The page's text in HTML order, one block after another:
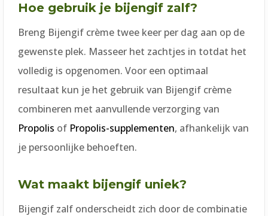
Hoe gebruik je bijengif zalf?
Breng Bijengif crème twee keer per dag aan op de
gewenste plek. Masseer het zachtjes in totdat het
volledig is opgenomen. Voor een optimaal
resultaat kun je het gebruik van Bijengif crème
combineren met aanvullende verzorging van
Propolis of Propolis-supplementen, afhankelijk van
je persoonlijke behoeften.
Wat maakt bijengif uniek?
Bijengif zalf onderscheidt zich door de combinatie